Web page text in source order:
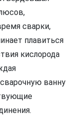
сварки,
плавиться
кислорода
ванну